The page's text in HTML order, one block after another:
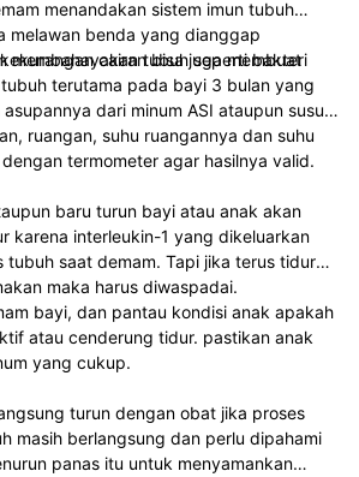
menandakan sistem imun tubuh
melawan benda yang dianggap
membahayakan tubuh seperti bakteri
cairan bisa juga membuat
terutama pada bayi 3 bulan yang
dari minum ASI ataupun susu
ruangan, suhu ruangannya dan suhu
termometer agar hasilnya valid.
baru turun bayi atau anak akan
karena interleukin-1 yang dikeluarkan
tubuh saat demam. Tapi jika terus tidur
maka harus diwaspadai.
bayi, dan pantau kondisi anak apakah
atau cenderung tidur. pastikan anak
yang cukup.
turun dengan obat jika proses
masih berlangsung dan perlu dipahami
panas itu untuk menyamankan